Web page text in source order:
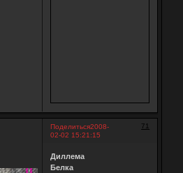
Поделиться 71
2008-
02-02 15:21:15
Диллема
Белка